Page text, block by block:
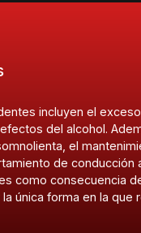
incluyen el
del alcohol.
el
de conducción
como consecuencia
única forma en la que